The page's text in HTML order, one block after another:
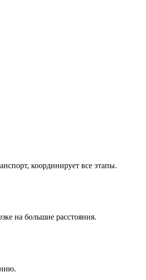
координирует все этапы.
на большие расстояния.